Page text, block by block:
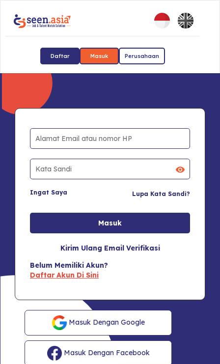
Daftar Masuk Perusahaan
Ingat Saya Lupa Kata Sandi?
Kirim Ulang Email Verifikasi
Belum Memiliki Akun?
Daftar Akun Di Sini
Masuk Dengan Google
Masuk Dengan Facebook